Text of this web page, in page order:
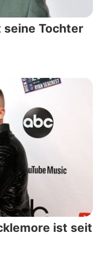
seine Tochter
ist seit